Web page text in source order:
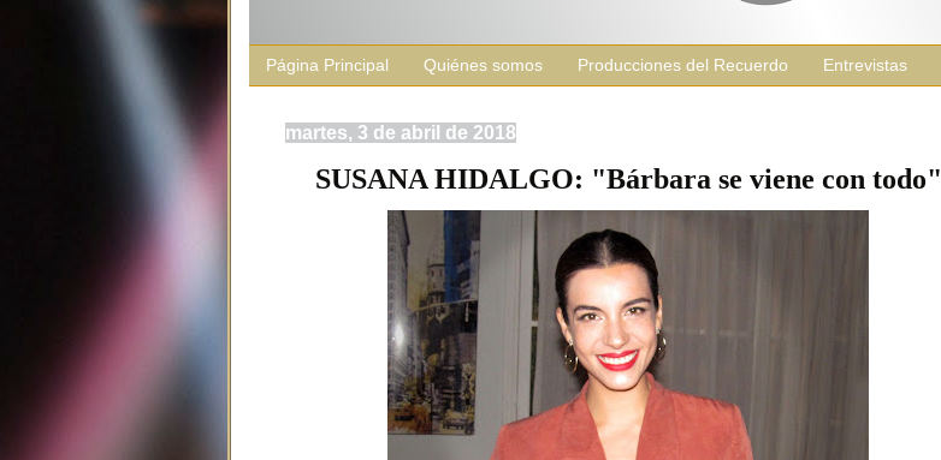
Página Principal Quiénes somos Producciones del Recuerdo Entrevistas
martes, 3 de abril de 2018
SUSANA HIDALGO: "Bárbara se viene con todo"